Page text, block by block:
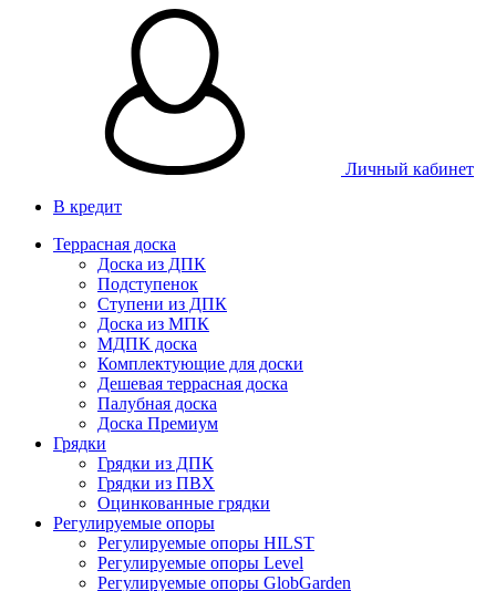
Личный кабинет
В кредит
Террасная доска
Доска из ДПК
Подступенок
Ступени из ДПК
Доска из МПК
МДПК доска
Комплектующие для доски
Дешевая террасная доска
Палубная доска
Доска Премиум
Грядки
Грядки из ДПК
Грядки из ПВХ
Оцинкованные грядки
Регулируемые опоры
Регулируемые опоры HILST
Регулируемые опоры Level
Регулируемые опоры GlobGarden